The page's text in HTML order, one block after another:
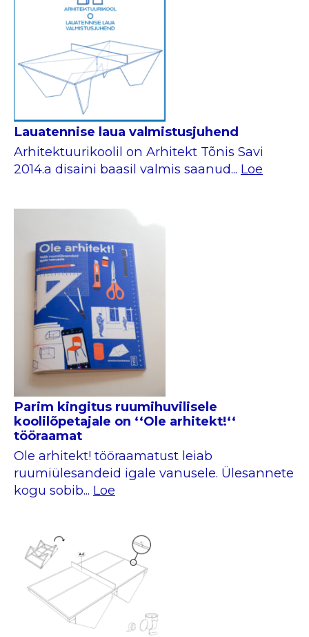
Lauatennise laua valmistusjuhend
Arhitektuurikoolil on Arhitekt Tõnis Savi
2014.a disaini baasil valmis saanud... Loe
Parim kingitus ruumihuvilisele
koolilõpetajale on ‘‘Ole arhitekt!‘‘
tööraamat
Ole arhitekt! tööraamatust leiab
ruumiülesandeid igale vanusele. Ülesannete
kogu sobib... Loe